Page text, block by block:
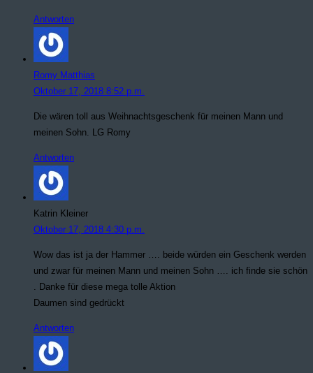
Antworten
Romy Matthias
Oktober 17, 2018 8:52 p.m.
Die wären toll aus Weihnachtsgeschenk für meinen Mann und
meinen Sohn. LG Romy
Antworten
Katrin Kleiner
Oktober 17, 2018 4:30 p.m.
Wow das ist ja der Hammer …. beide würden ein Geschenk werden
und zwar für meinen Mann und meinen Sohn …. ich finde sie schön
. Danke für diese mega tolle Aktion
Daumen sind gedrückt
Antworten